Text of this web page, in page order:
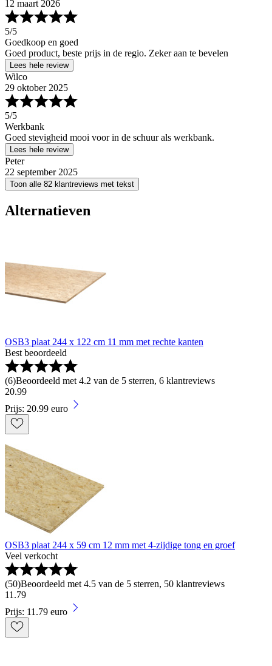
12 maart 2026
5/5
Goedkoop en goed
Goed product, beste prijs in de regio. Zeker aan te bevelen
Lees hele review
Wilco
29 oktober 2025
5/5
Werkbank
Goed stevigheid mooi voor in de schuur als werkbank.
Lees hele review
Peter
22 september 2025
Toon alle 82 klantreviews met tekst
Alternatieven
OSB3 plaat 244 x 122 cm 11 mm met rechte kanten
Best beoordeeld
(6)Beoordeeld met 4.2 van de 5 sterren, 6 klantreviews
20.99
Prijs: 20.99 euro
OSB3 plaat 244 x 59 cm 12 mm met 4-zijdige tong en groef
Veel verkocht
(50)Beoordeeld met 4.5 van de 5 sterren, 50 klantreviews
11 .79
Prijs: 11.79 euro